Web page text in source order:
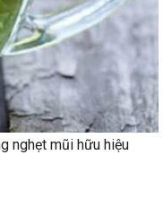
nghẹt mũi hữu hiệu